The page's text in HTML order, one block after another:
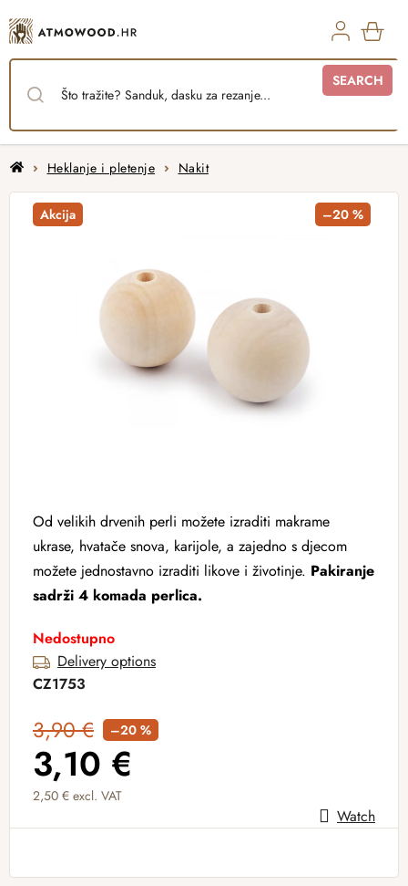
to
content
SEARCH
HomeHeklanje i pletenje Nakit
Od velikih drvenih perli možete izraditi makrame
ukrase, hvatače snova, karijole, a zajedno s djecom
možete jednostavno izraditi likove i životinje. Pakiranje
sadrži 4 komada perlica.
Nedostupno
Delivery options
CZ1753
3,90 € –20 %
3,10 €
2,50 € excl. VAT
Measure price: Watch
Akcija –20 %